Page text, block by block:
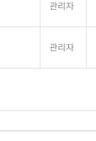
관리자
관리자